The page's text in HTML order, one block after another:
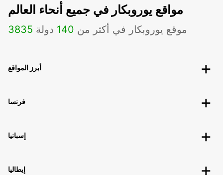
مواقع يوروبكار في جميع أنحاء العالم
3835 موقع يوروبكار في أكثر من 140 دولة
أبرز المواقع
فرنسا
إسبانيا
إيطاليا